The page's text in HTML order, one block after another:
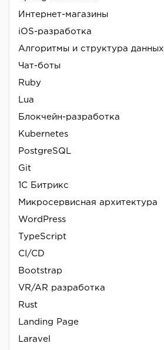
Интернет-магазины
iOS-разработка
Алгоритмы и структура данных
Чат-боты
Ruby
Lua
Блокчейн-разработка
Kubernetes
PostgreSQL
Git
1С Битрикс
Микросервисная архитектура
WordPress
TypeScript
CI/CD
Bootstrap
VR/AR разработка
Rust
Landing Page
Laravel